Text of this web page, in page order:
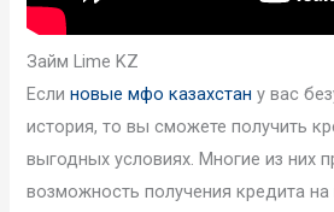
Займ Lime KZ
Еслиновые мфо казахстан у вас
история, то вы сможете получить
выгодных условиях. Многие из них
возможность получения кредита на